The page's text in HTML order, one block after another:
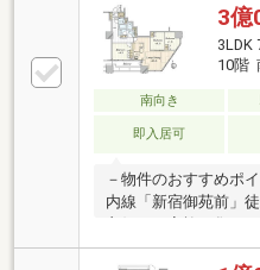
ーム等、豊富な共用
徴・廊下部分が少な
すいセンターリビン
収納スペースを配置
コニー・南側には新
る)■ ご希望の住まい
━━━━━・・・物件
い合わせください。
3億
3LDK
10階
南向き
即入居可
－物件のおすすめポ
内線「新宿御苑前」
良好・ご家族が集う
字型の対面式キッチ